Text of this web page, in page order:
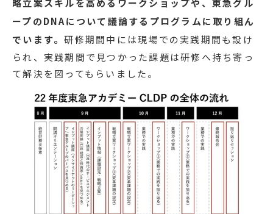
ープのDNAについて議論するプログラムに取り組ん
でいます。研修期間中には現場での実践期間も設け
られ、実践期間で見つかった課題は研修へ持ち寄っ
て解決を図ってもらいました。